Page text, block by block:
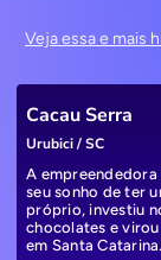
Veja essa e mais
Cacau Serra
Urubici / SC
A
seu sonho de ter
próprio, investiu
chocolates e
em Santa Catarina.